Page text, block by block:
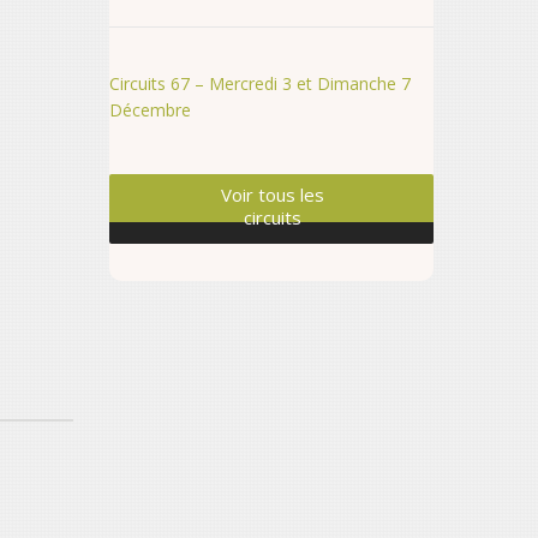
Circuits 67 – Mercredi 3 et Dimanche 7
Décembre
Voir tous les
circuits